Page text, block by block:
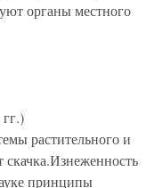
органы местного
растительного и
принципы